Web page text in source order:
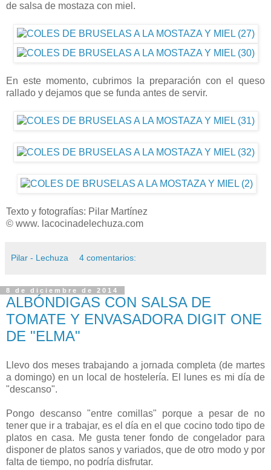
de salsa de mostaza con miel.
En este momento, cubrimos la preparación con el queso
rallado y dejamos que se funda antes de servir.
Texto y fotografías: Pilar Martínez
© www. lacocinadelechuza.com
Pilar - Lechuza 4 comentarios:
8 de diciembre de 2014
ALBÓNDIGAS CON SALSA DE
TOMATE Y ENVASADORA DIGIT ONE
DE "ELMA"
Llevo dos meses trabajando a jornada completa (de martes
a domingo) en un local de hostelería. El lunes es mi día de
"descanso".
Pongo descanso "entre comillas" porque a pesar de no
tener que ir a trabajar, es el día en el que cocino todo tipo de
platos en casa. Me gusta tener fondo de congelador para
disponer de platos sanos y variados, que de otro modo y por
falta de tiempo, no podría disfrutar.